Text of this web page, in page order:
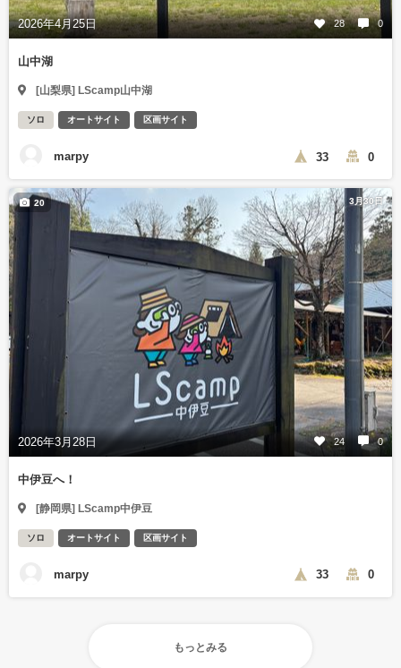
2026年4月25日 28 0
山中湖
[山梨県] LScamp山中湖
ソロ オートサイト 区画サイト
marpy 33 0
3月30日
2026年3月28日 24 0
20
中伊豆へ！
[静岡県] LScamp中伊豆
ソロ オートサイト 区画サイト
marpy 33 0
もっとみる